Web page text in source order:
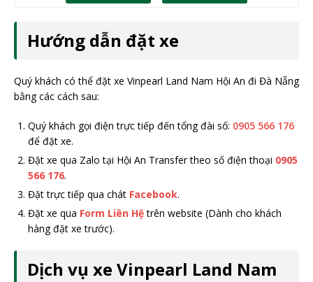
Hướng dẫn đặt xe
Quý khách có thể đặt xe Vinpearl Land Nam Hội An đi Đà Nẵng
bằng các cách sau:
Quý khách gọi điện trực tiếp đến tổng đài số: 0905 566 176
để đặt xe.
Đặt xe qua Zalo tại Hội An Transfer theo số điện thoại 0905
566 176.
Đặt trực tiếp qua chát Facebook.
Đặt xe qua Form Liên Hệtrên website (Dành cho khách
hàng đặt xe trước).
Dịch vụ xe Vinpearl Land Nam